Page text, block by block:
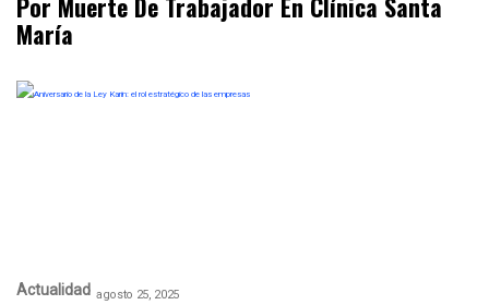
María
Actualidad agosto 25, 2025